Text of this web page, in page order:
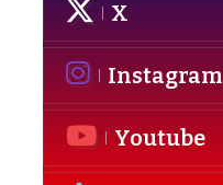
X
Instagram
Youtube